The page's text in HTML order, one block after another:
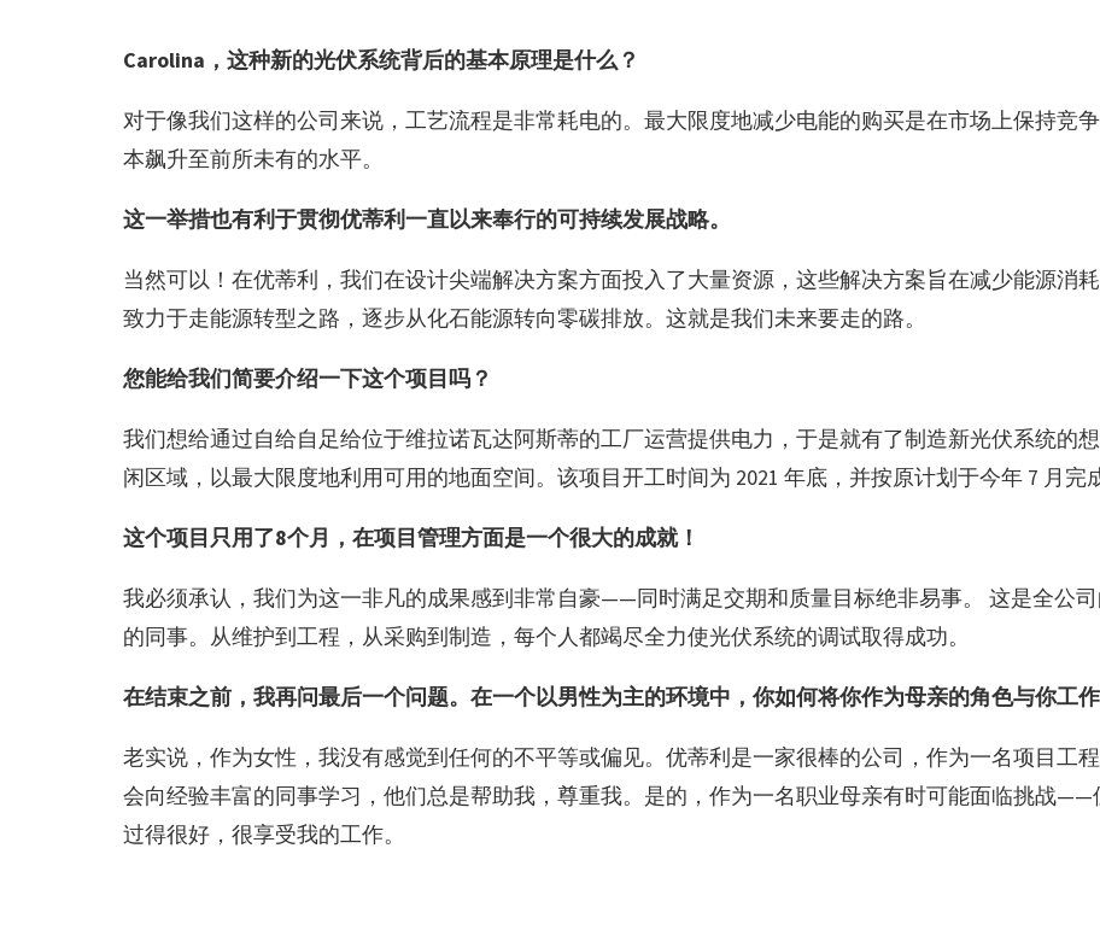
Carolina ，这种新的光伏系统背后的基本原理是什么？
对于像我们这样的公司来说，工艺流程是非常耗电的。最大限度地减少电能的购买是在市场上保持
本飙升至前所未有的水平。
这一举措也有利于贯彻优蒂利一直以来奉行的可持续发展战略。
当然可以！在优蒂利，我们在设计尖端解决方案方面投入了大量资源，这些解决方案旨在减少能源消
致力于走能源转型之路，逐步从化石能源转向零碳排放。这就是我们未来要走的路。
您能给我们简要介绍一下这个项目吗？
我们想给通过自给自足给位于维拉诺瓦达阿斯蒂的工厂运营提供电力，于是就有了制造新光伏系统的
闲区域，以最大限度地利用可用的地面空间。该项目开工时间为 2021 年底，并按原计划于今年 7 月完成
这个项目只用了8个月，在项目管理方面是一个很大的成就！
我必须承认，我们为这一非凡的成果感到非常自豪——同时满足交期和质量目标绝非易事。 这是全公
的同事。从维护到工程，从采购到制造，每个人都竭尽全力使光伏系统的调试取得成功。
在结束之前，我再问最后一个问题。在一个以男性为主的环境中，你如何将你作为母亲的角色与你工
老实说，作为女性，我没有感觉到任何的不平等或偏见。优蒂利是一家很棒的公司，作为一名项目工
会向经验丰富的同事学习，他们总是帮助我，尊重我。是的，作为一名职业母亲有时可能面临挑战
过得很好，很享受我的工作。